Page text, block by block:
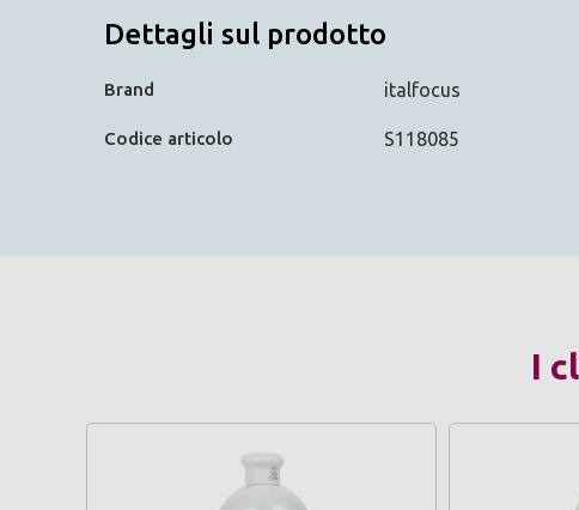
Dettagli sul prodotto
Brand italfocus
Codice articolo S118085
I